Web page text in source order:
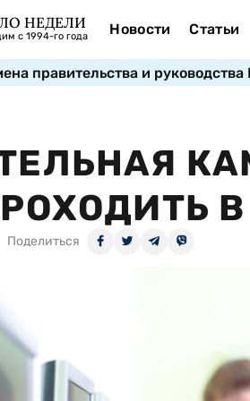
НЕДЕЛИ
с 1994-го года Новости Статьи
правительства и руководства
Поделиться